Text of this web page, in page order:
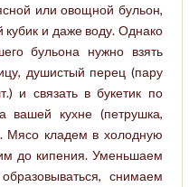
или овощной бульон,
кубик и даже воду. Однако
бульона нужно взять
душистый перец (пару
и связать в букетик по
вашей кухне (петрушка,
Мясо кладем в холодную
до кипения. Уменьшаем
снимаем